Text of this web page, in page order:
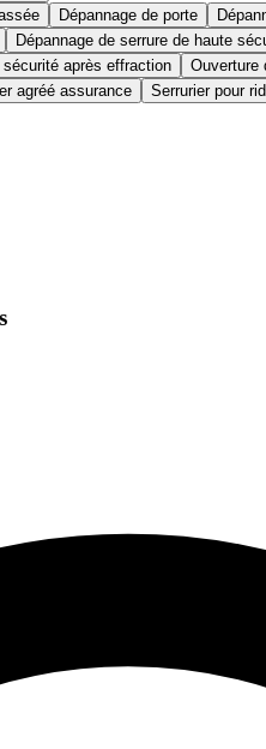
Dépannage de porte
Dépannage de serrure de haute
sécurité après effraction Ouverture
agréé assurance
Serrurier pour